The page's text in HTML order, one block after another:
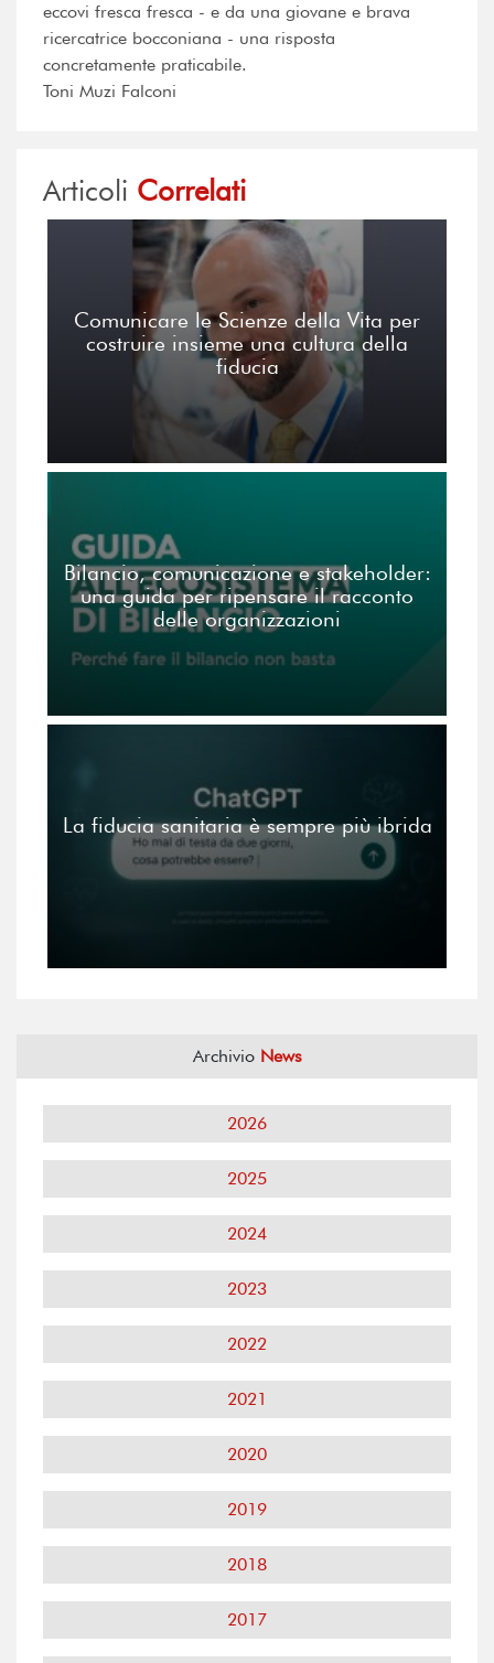
eccovi fresca fresca - e da una giovane e brava
ricercatrice bocconiana - una risposta
concretamente praticabile.
Toni Muzi Falconi
Articoli Correlati
Comunicare le Scienze della Vita per
costruire insieme una cultura della
fiducia
Bilancio, comunicazione e stakeholder:
una guida per ripensare il racconto
delle organizzazioni
La fiducia sanitaria è sempre più ibrida
Archivio News
2026
2025
2024
2023
2022
2021
2020
2019
2018
2017